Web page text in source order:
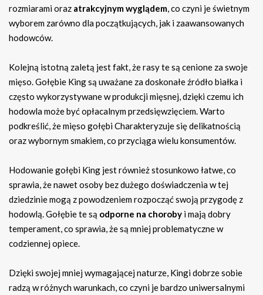
rozmiarami oraz atrakcyjnym wyglądem, co czyni je świetnym
wyborem zarówno dla początkujących, jak i zaawansowanych
hodowców.
Kolejną istotną zaletą jest fakt, że rasy te są cenione za swoje
mięso. Gołębie King są uważane za doskonałe źródło białka i
często wykorzystywane w produkcji mięsnej, dzięki czemu ich
hodowla może być opłacalnym przedsięwzięciem. Warto
podkreślić, że mięso gołębi Charakteryzuje się delikatnością
oraz wybornym smakiem, co przyciąga wielu konsumentów.
Hodowanie gołębi King jest również stosunkowo łatwe, co
sprawia, że nawet osoby bez dużego doświadczenia w tej
dziedzinie mogą z powodzeniem rozpocząć swoją przygodę z
hodowlą. Gołębie te są odporne na choroby i mają dobry
temperament, co sprawia, że są mniej problematyczne w
codziennej opiece.
Dzięki swojej mniej wymagającej naturze, Kingi dobrze sobie
radzą w różnych warunkach, co czyni je bardzo uniwersalnymi